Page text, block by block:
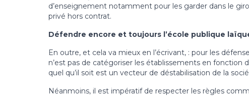
d’enseignement notamment pour les garder dans le
privé hors contrat.
Défendre encore et toujours l’école publique
En outre, et cela va mieux en l’écrivant, : pour les
n’est pas de catégoriser les établissements en fonction
quel qu’il soit est un vecteur de déstabilisation de la
Néanmoins, il est impératif de respecter les règles